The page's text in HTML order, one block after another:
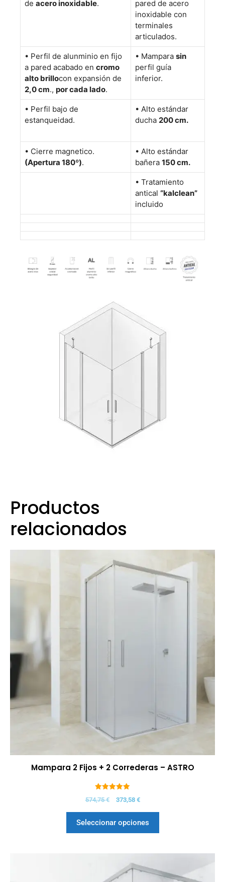
de acero inoxidable.
pared de acero
inoxidable con
terminales
articulados.
• Perfil de alunminio en fijo
a pared acabado en cromo
alto brillocon expansión de
2,0 cm., por cada lado.
• Mampara sin
perfil guía
inferior.
• Perfil bajo de
estanqueidad.
• Alto estándar
ducha 200 cm.
• Cierre magnetico.
(Apertura 180º).
• Alto estándar
bañera 150 cm.
• Tratamiento
antical “kalclean”
incluido
Productos
relacionados
Mampara 2 Fijos + 2 Correderas – ASTRO
de 5
574,75€ 373,58 €
Seleccionar opciones